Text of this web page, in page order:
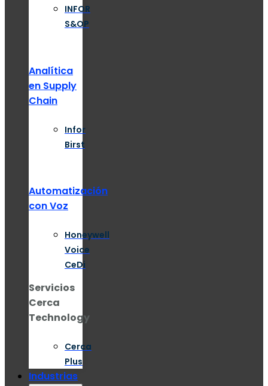
INFOR
S&OP
Analítica
en Supply
Chain
Infor
Birst
Automatización
con Voz
Honeywell
Voice
CeDi
Servicios
Cerca
Technology
Cerca
Plus
Industrias